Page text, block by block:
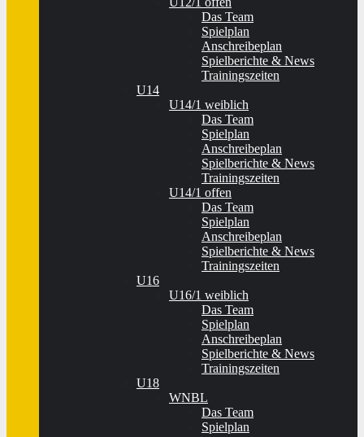
Das Team
Spielplan
Anschreibeplan
Spielberichte & News
Trainingszeiten
U14
U14/1 weiblich
Das Team
Spielplan
Anschreibeplan
Spielberichte & News
Trainingszeiten
U14/1 offen
Das Team
Spielplan
Anschreibeplan
Spielberichte & News
Trainingszeiten
U16
U16/1 weiblich
Das Team
Spielplan
Anschreibeplan
Spielberichte & News
Trainingszeiten
U18
WNBL
Das Team
Spielplan